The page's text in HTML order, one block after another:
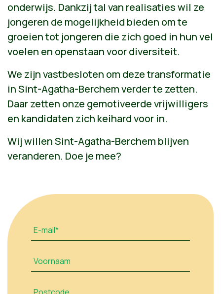
E-mail*
Voornaam
onderwijs. Dankzij tal van realisaties wil ze
jongeren de mogelijkheid bieden om te
groeien tot jongeren die zich goed in hun vel
voelen en openstaan voor diversiteit.
We zijn vastbesloten om deze transformatie
in Sint-Agatha-Berchem verder te zetten.
Daar zetten onze gemotiveerde vrijwilligers
en kandidaten zich keihard voor in.
Wij willen Sint-Agatha-Berchem blijven
veranderen. Doe je mee?